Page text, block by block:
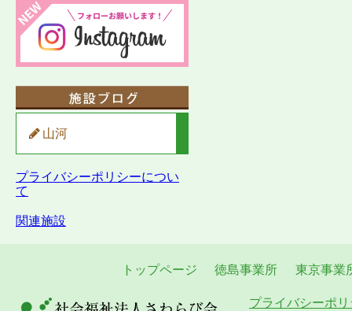
山河
プライバシーポリシーについ
て
関連施設
トップページ 徳島事業所 東京事業
プライバシーポ